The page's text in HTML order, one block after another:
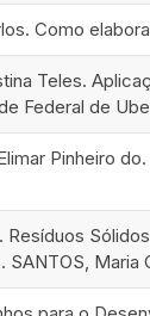
Como
Teles.
Federal de
Pinheiro
Resíduos
SANTOS, Maria